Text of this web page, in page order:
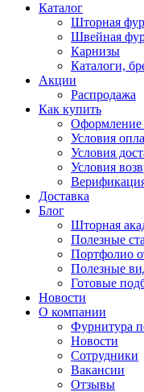
Каталог
Шторная
Швейная
Карнизы
Каталоги,
Акции
Распродажа
Как купить
Оформление
Условия
Условия
Условия
Доставка
Блог
Шторная
Полезные
Портфолио
Полезные
Готовые
Новости
О компании
Фурнитура
Новости
Сотрудники
Вакансии
Отзывы